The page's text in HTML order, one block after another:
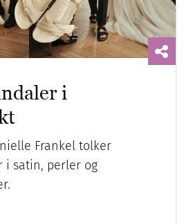
i
Frankel tolker
i satin, perler og